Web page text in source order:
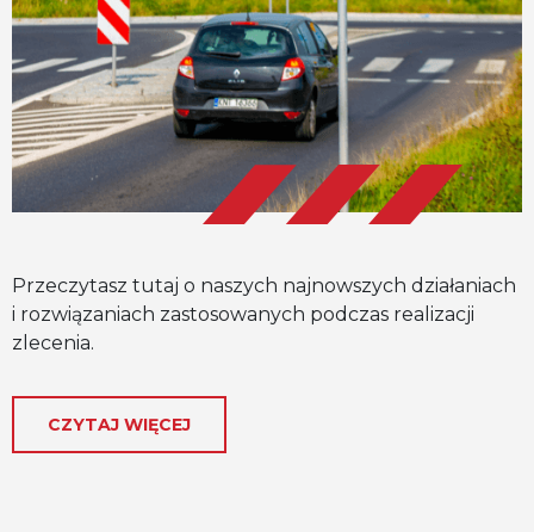
Przeczytasz tutaj o naszych najnowszych działaniach
i rozwiązaniach zastosowanych podczas realizacji
zlecenia.
CZYTAJ WIĘCEJ